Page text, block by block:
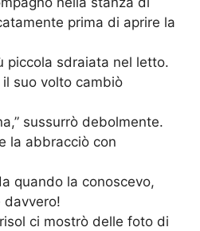
prima di aprire la
piccola sdraiata nel letto.
suo volto cambiò
sussurrò debolmente.
la abbracciò con
quando la conoscevo,
davvero!
ci mostrò delle foto di